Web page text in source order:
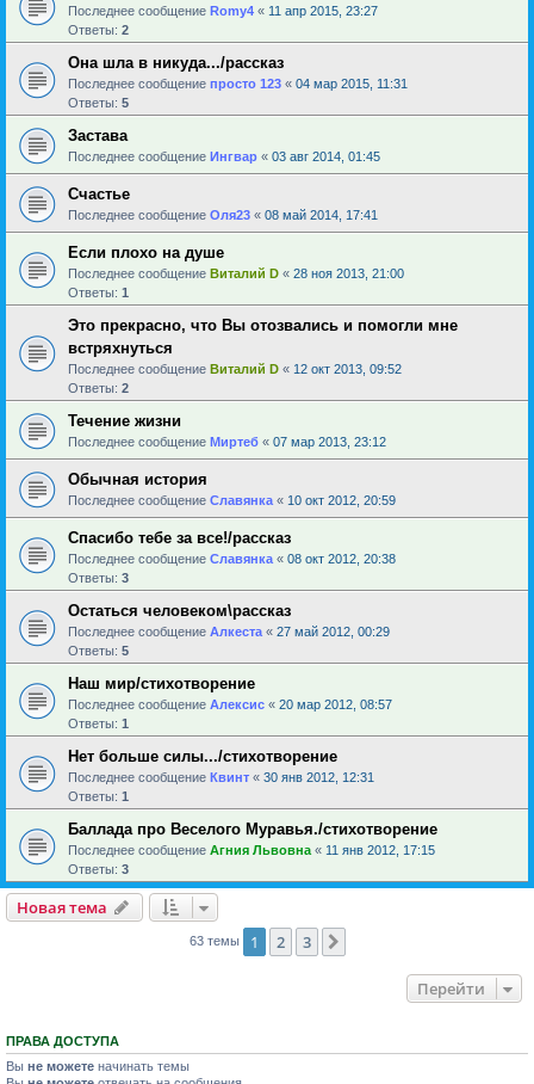
Последнее сообщение Romy4 « 11 апр 2015, 23:27
Ответы: 2
Она шла в никуда.../рассказ
Последнее сообщение просто 123 « 04 мар 2015, 11:31
Ответы: 5
Застава
Последнее сообщение Ингвар « 03 авг 2014, 01:45
Счастье
Последнее сообщение Оля23 « 08 май 2014, 17:41
Если плохо на душе
Последнее сообщение Виталий D « 28 ноя 2013, 21:00
Ответы: 1
Это прекрасно, что Вы отозвались и помогли мне
встряхнуться
Последнее сообщение Виталий D « 12 окт 2013, 09:52
Ответы: 2
Течение жизни
Последнее сообщение Миртеб « 07 мар 2013, 23:12
Обычная история
Последнее сообщение Славянка « 10 окт 2012, 20:59
Спасибо тебе за все!/рассказ
Последнее сообщение Славянка « 08 окт 2012, 20:38
Ответы: 3
Остаться человеком\рассказ
Последнее сообщение Алкеста « 27 май 2012, 00:29
Ответы: 5
Наш мир/стихотворение
Последнее сообщение Алексис « 20 мар 2012, 08:57
Ответы: 1
Нет больше силы.../стихотворение
Последнее сообщение Квинт « 30 янв 2012, 12:31
Ответы: 1
Баллада про Веселого Муравья./стихотворение
Последнее сообщение Агния Львовна « 11 янв 2012, 17:15
Ответы: 3
Новая тема
63 темы 1 2 3
Перейти
ПРАВА ДОСТУПА
Вы не можете начинать темы